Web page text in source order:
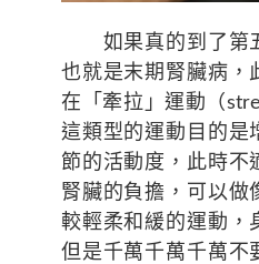
如果真的到了第五
也就是末期腎臟病，
在「牽拉」運動（
這類型的運動目的是
節的活動度，此時不
腎臟的負擔，可以做
較輕柔和緩的運動，
但是千萬千萬千萬不